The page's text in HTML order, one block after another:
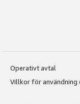
Operativt avtal
Villkor för användning